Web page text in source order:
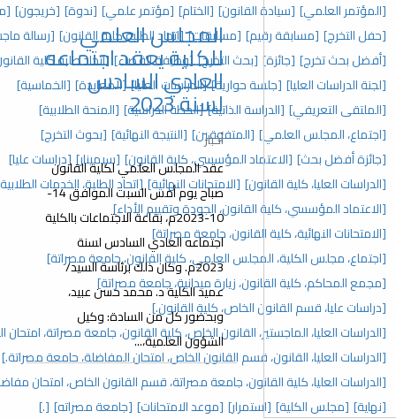
[سيادة القانون][الختام] [مؤتمر علمي][ندوة][خريجون][متميزون]
[مسابقة رقيم][مسابقات] [اتحاد الطلبة كلية القانون][رسالة ماجستير]
[جائزة][بحث التخرج] [وظيفة القضاء][اتحاد طلبة كلية القانون]
العليا][جلسة حوارية] [الدراسات العليا][المعايدة][الخماسية]
[الدراسة الذاتية][الخطة الدراسية][المنحة الطلابية]
العلمي][المتفوقين] [النتيجة النهائية][بحوث التخرج]
بحث][الاعتماد المؤسسي، كلية القانون][سيمينار][دراسات عليا]
كلية القانون][الامتحانات النهائية][اتحاد الطلبة، الخدمات الطلابية]
كلية القانون، الجودة وتقييم الأداء]
كلية القانون، جامعة مصراتة]
الكلية، المجلس العلمي، كلية القانون، جامعة مصراتة]
كلية القانون، زيارة ميدانية، جامعة مصراتة]
قسم القانون الخاص، كلية القانون.]
الماجستير، القانون الخاص، كلية القانون، جامعة مصراتة، امتحان المفاضلة]
القانون، قسم القانون الخاص، امتحان المفاضلة، جامعة مصراتة.]
كلية القانون، جامعة مصراتة، قسم القانون الخاص، امتحان مفاضلة]
الكلية][استمرار][موعد الامتحانات] [جامعة مصراته][.]
المجلس العلمي
للكلية يعقد اجتماعه
العادي السادس
لسنة 2023
أخبار
عقد المجلس العلمي لكلية القانون
صباح يوم أمس السبت الموافق 14-
10-2023م، بقاعة الاجتماعات بالكلية
اجتماعه العادي السادس لسنة
2023م. وكان ذلك برئاسة السيد/
عميد الكلية د. محمد حسن عبيد،
وبحضور كل من السادة: وكيل
الشؤون العلمية،...